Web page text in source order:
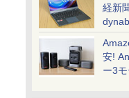
経新
安!
ー3